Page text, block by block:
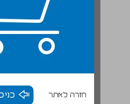
חזרה לאתר